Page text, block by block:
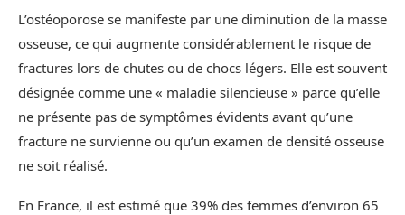
L’ostéoporose se manifeste par une diminution de la masse
osseuse, ce qui augmente considérablement le risque de
fractures lors de chutes ou de chocs légers. Elle est souvent
désignée comme une « maladie silencieuse » parce qu’elle
ne présente pas de symptômes évidents avant qu’une
fracture ne survienne ou qu’un examen de densité osseuse
ne soit réalisé.
En France, il est estimé que 39% des femmes d’environ 65